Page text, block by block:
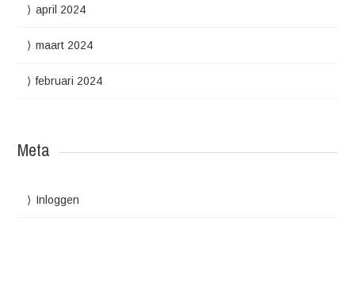
april 2024
maart 2024
februari 2024
Meta
Inloggen